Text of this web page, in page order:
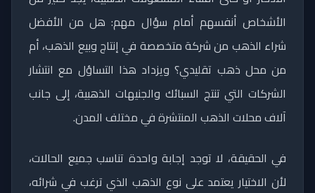
الأشخاص أنفسهم أمام سؤال مهم: هل من الأفضل
شراء الذهب من شركة متخصصة في إنتاج وبيع الذهب، أم
من محل ذهب تقليدي؟ ويزداد هذا التساؤل مع انتشار
الشركات التي تنتج السبائك والجنيهات الذهبية، إلى جانب
آلاف محلات الذهب المنتشرة في مختلف المدن.
في الحقيقة، لا توجد إجابة واحدة تناسب جميع الحالات،
لأن الاختيار يعتمد على نوع الذهب الذي ترغب في شرائه،